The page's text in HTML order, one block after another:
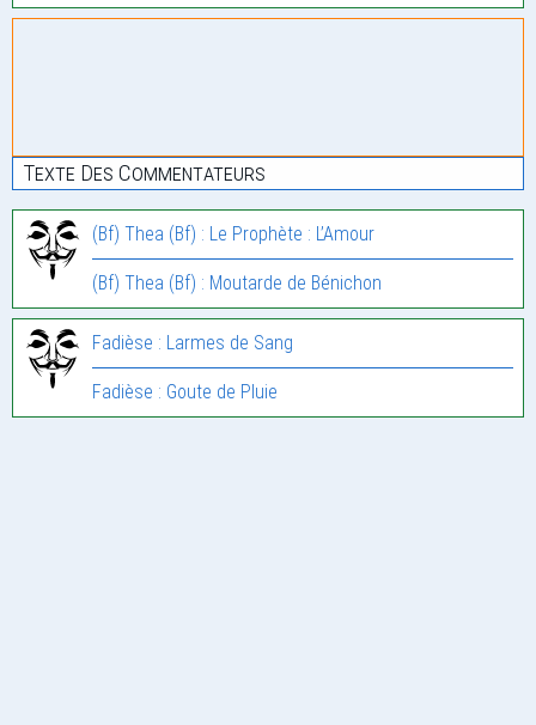
Texte Des Commentateurs
(Bf) Thea (Bf) : Le Prophète : L’Amour
(Bf) Thea (Bf) : Moutarde de Bénichon
Fadièse : Larmes de Sang
Fadièse : Goute de Pluie